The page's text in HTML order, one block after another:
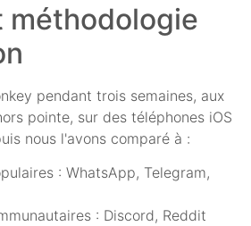
méthodologie
pendant trois semaines, aux
pointe, sur des téléphones iOS
nous l'avons comparé à :
: WhatsApp, Telegram,
: Discord, Reddit